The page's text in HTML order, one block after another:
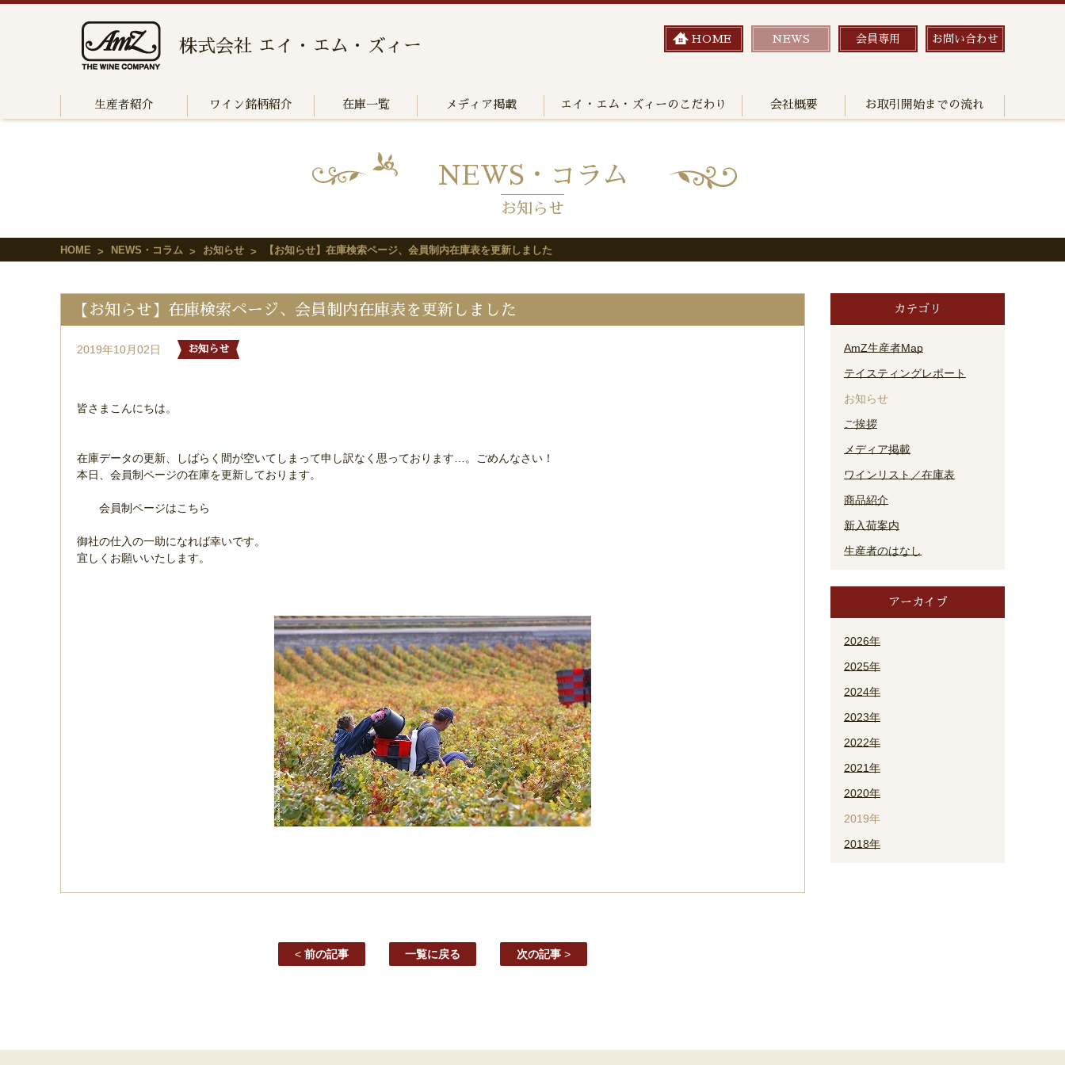
株式会社 エイ・エム・ズィー HOME NEWS 会員専用 お問い合わせ
生産者紹介 ワイン銘柄紹介 在庫一覧 メディア掲載 エイ・エム・ズィーのこだわり 会社概要 お取引開始までの流れ
NEWS・コラム
お知らせ
HOME NEWS・コラム お知らせ 【お知らせ】在庫検索ページ、会員制内在庫表を更新しました
【お知らせ】在庫検索ページ、会員制内在庫表を更新しました
2019年10月02日 お知らせ
皆さまこんにちは。
在庫データの更新、しばらく間が空いてしまって申し訳なく思っております…。ごめんなさい！
本日、会員制ページの在庫を更新しております。
会員制ページはこちら
御社の仕入の一助になれば幸いです。
宜しくお願いいたします。
< 前の記事 一覧に戻る 次の記事 >
カテゴリ
AmZ生産者Map
テイスティングレポート
お知らせ
ご挨拶
メディア掲載
ワインリスト／在庫表
商品紹介
新入荷案内
生産者のはなし
アーカイブ
2026年
2025年
2024年
2023年
2022年
2021年
2020年
2019年
2018年